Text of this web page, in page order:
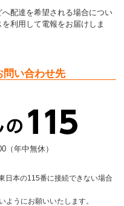
配達を希望される場合につい
利用して電報をお届けしま
問い合わせ先
（年中無休）
日本の115番に接続できない場合
うにお願いいたします。